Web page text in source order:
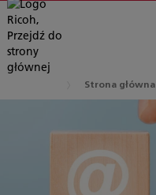
Strona główna